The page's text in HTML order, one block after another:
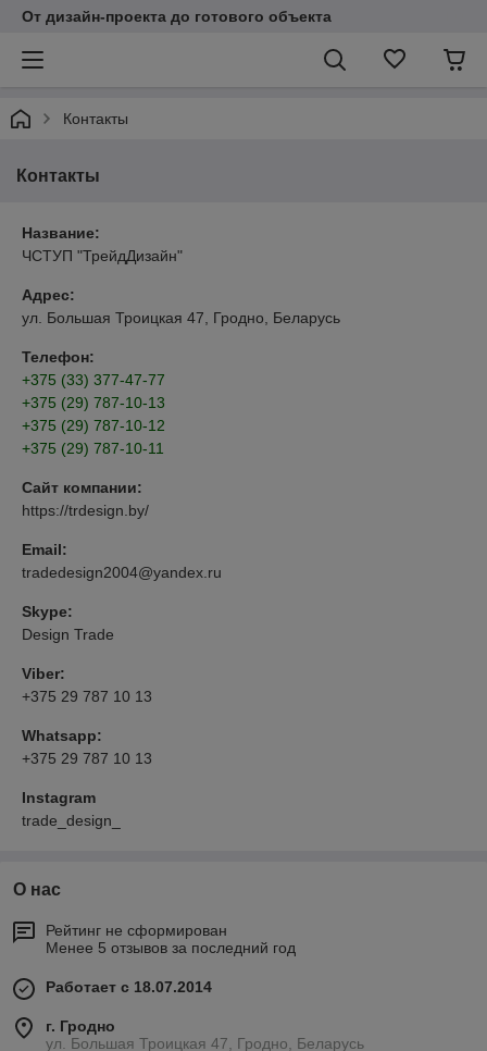
От дизайн-проекта до готового объекта
Контакты
Контакты
Название:
ЧСТУП "ТрейдДизайн"
Адрес:
ул. Большая Троицкая 47, Гродно, Беларусь
Телефон:
+375 (33) 377-47-77
+375 (29) 787-10-13
+375 (29) 787-10-12
+375 (29) 787-10-11
Сайт компании:
https://trdesign.by/
Email:
tradedesign2004@yandex.ru
Skype:
Design Trade
Viber:
+375 29 787 10 13
Whatsapp:
+375 29 787 10 13
Instagram
trade_design_
О нас
Рейтинг не сформирован
Менее 5 отзывов за последний год
Работает с 18.07.2014
г. Гродно
ул. Большая Троицкая 47, Гродно, Беларусь